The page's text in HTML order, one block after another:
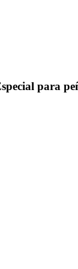
para